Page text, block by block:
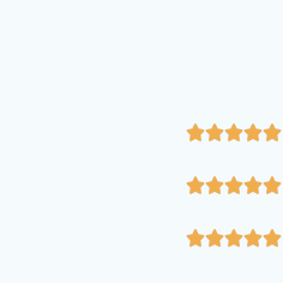


